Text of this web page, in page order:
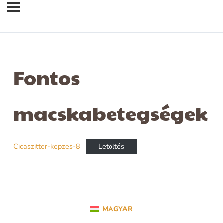
Fontos
macskabetegségek
Cicaszitter-kepzes-8 Letöltés
MAGYAR